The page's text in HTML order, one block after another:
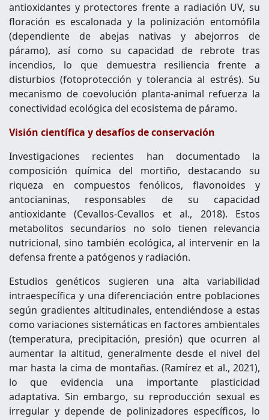
antioxidantes y protectores frente a radiación UV, su
floración es escalonada y la polinización entomófila
(dependiente de abejas nativas y abejorros de
páramo), así como su capacidad de rebrote tras
incendios, lo que demuestra resiliencia frente a
disturbios (fotoprotección y tolerancia al estrés). Su
mecanismo de coevolución planta-animal refuerza la
conectividad ecológica del ecosistema de páramo.
Visión científica y desafíos de conservación
Investigaciones recientes han documentado la
composición química del mortiño, destacando su
riqueza en compuestos fenólicos, flavonoides y
antocianinas, responsables de su capacidad
antioxidante (Cevallos-Cevallos et al., 2018). Estos
metabolitos secundarios no solo tienen relevancia
nutricional, sino también ecológica, al intervenir en la
defensa frente a patógenos y radiación.
Estudios genéticos sugieren una alta variabilidad
intraespecífica y una diferenciación entre poblaciones
según gradientes altitudinales, entendiéndose a estas
como variaciones sistemáticas en factores ambientales
(temperatura, precipitación, presión) que ocurren al
aumentar la altitud, generalmente desde el nivel del
mar hasta la cima de montañas. (Ramírez et al., 2021),
lo que evidencia una importante plasticidad
adaptativa. Sin embargo, su reproducción sexual es
irregular y depende de polinizadores específicos, lo